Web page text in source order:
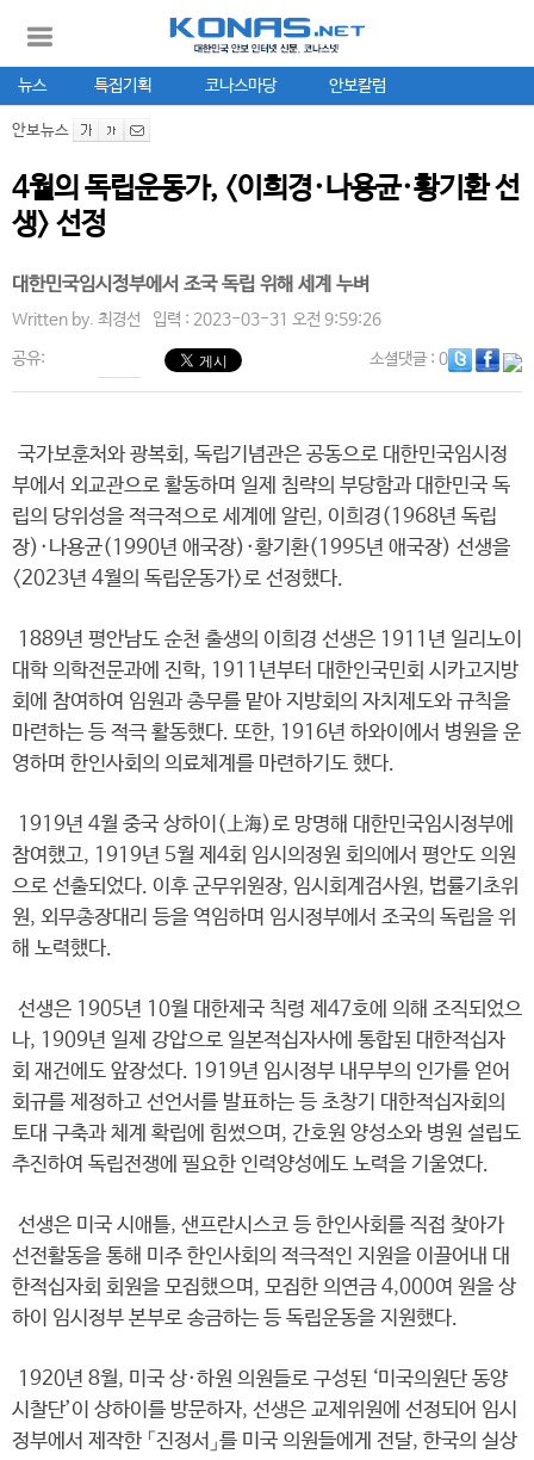
뉴스 특집기획 코나스마당 안보칼럼
안보뉴스
4월의 독립운동가, <이희경·나용균·황기환 선
생> 선정
대한민국임시정부에서 조국 독립 위해 세계 누벼
Written by. 최경선 입력 : 2023-03-31 오전 9:59:26
공유: 소셜댓글: 0
국가보훈처와 광복회, 독립기념관은 공동으로 대한민국임시정
부에서 외교관으로 활동하며 일제 침략의 부당함과 대한민국 독
립의 당위성을 적극적으로 세계에 알린, 이희경(1968년 독립
장)·나용균(1990년 애국장)·황기환(1995년 애국장) 선생을
<2023년 4월의 독립운동가>로 선정했다.
1889년 평안남도 순천 출생의 이희경 선생은 1911년 일리노이
대학 의학전문과에 진학, 1911년부터 대한인국민회 시카고지방
회에 참여하여 임원과 총무를 맡아 지방회의 자치제도와 규칙을
마련하는 등 적극 활동했다. 또한, 1916년 하와이에서 병원을 운
영하며 한인사회의 의료체계를 마련하기도 했다.
1919년 4월 중국 상하이(上海)로 망명해 대한민국임시정부에
참여했고, 1919년 5월 제4회 임시의정원 회의에서 평안도 의원
으로 선출되었다. 이후 군무위원장, 임시회계검사원, 법률기초위
원, 외무총장대리 등을 역임하며 임시정부에서 조국의 독립을 위
해 노력했다.
선생은 1905년 10월 대한제국 칙령 제47호에 의해 조직되었으
나, 1909년 일제 강압으로 일본적십자사에 통합된 대한적십자
회 재건에도 앞장섰다. 1919년 임시정부 내무부의 인가를 얻어
회규를 제정하고 선언서를 발표하는 등 초창기 대한적십자회의
토대 구축과 체계 확립에 힘썼으며, 간호원 양성소와 병원 설립도
추진하여 독립전쟁에 필요한 인력양성에도 노력을 기울였다.
선생은 미국 시애틀, 샌프란시스코 등 한인사회를 직접 찾아가
선전활동을 통해 미주 한인사회의 적극적인 지원을 이끌어내 대
한적십자회 회원을 모집했으며, 모집한 의연금 4,000여 원을 상
하이 임시정부 본부로 송금하는 등 독립운동을 지원했다.
1920년 8월, 미국 상·하원 의원들로 구성된 ‘미국의원단 동양
시찰단’이 상하이를 방문하자, 선생은 교제위원에 선정되어 임시
정부에서 제작한 「진정서」를 미국 의원들에게 전달, 한국의 실상